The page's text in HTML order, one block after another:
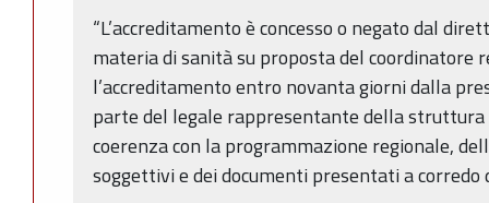
“L’accreditamento è concesso o negato dal
materia di sanità su proposta del coordinatore
l’accreditamento entro novanta giorni dalla
parte del legale rappresentante della
coerenza con la programmazione regionale,
soggettivi e dei documenti presentati a corredo